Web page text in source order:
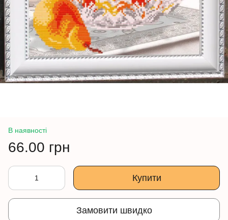
В наявності
66.00 грн
Купити
Замовити швидко